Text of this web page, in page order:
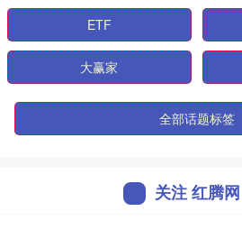
ETF
大赢家
全部话题标签
关注 红腾网